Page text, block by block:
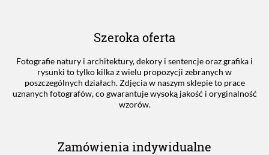
Szeroka oferta
Fotografie natury i architektury, dekory i sentencje oraz grafika i
rysunki to tylko kilka z wielu propozycji zebranych w
poszczególnych działach. Zdjęcia w naszym sklepie to prace
uznanych fotografów, co gwarantuje wysoką jakość i oryginalność
wzorów.
Zamówienia indywidualne